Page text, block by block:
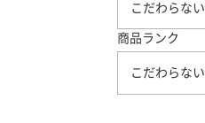
こだわらない
商品ランク
こだわらない